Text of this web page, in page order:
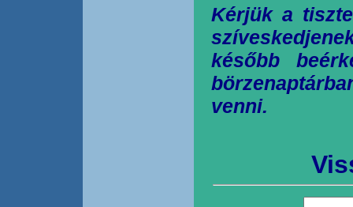
Kérjük a
később
venni.